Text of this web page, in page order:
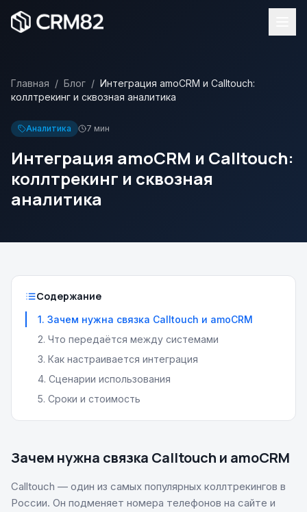
Главная / Блог / Интеграция amoCRM и Calltouch:
коллтрекинг и сквозная аналитика
Аналитика 7 мин
Интеграция amoCRM и Calltouch:
коллтрекинг и сквозная
аналитика
Содержание
1. Зачем нужна связка Calltouch и amoCRM
2. Что передаётся между системами
3. Как настраивается интеграция
4. Сценарии использования
5. Сроки и стоимость
Зачем нужна связка Calltouch и amoCRM
Calltouch — один из самых популярных коллтрекингов в
России. Он подменяет номера телефонов на сайте и